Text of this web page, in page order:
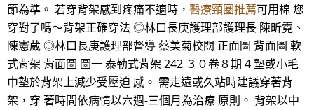
節為準。 若穿背架感到疼痛不適時， 醫療頸圈推薦可用棉 您
穿對了嗎～背架正確穿法 ◎林口長庚護理部護理長 陳昕霓、
陳憲葳 ◎林口長庚護理部督導 蔡美菊校閱 正面圖 背面圖 軟
式背架 背面圖 圖一 泰勒式背架 242 ３０卷８期 4 墊或小毛
巾墊於背架上減少受壓迫 感。 需走遠或久站時建議穿著背
架，穿 著時間依病情以六週-三個月為治療 原則。 背架以中